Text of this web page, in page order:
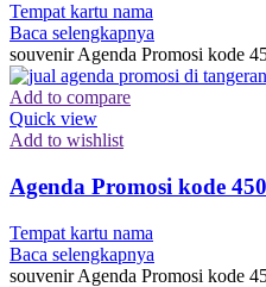
Tempat kartu nama
Baca selengkapnya
souvenir Agenda Promosi kode
Add to compare
Quick view
Add to wishlist
Agenda Promosi kode
Tempat kartu nama
Baca selengkapnya
souvenir Agenda Promosi kode